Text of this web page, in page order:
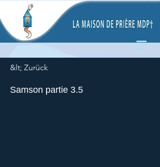
&lt; Zurück
Samson partie 3.5